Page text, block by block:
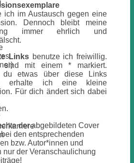
ich im Austausch gegen eine
Dennoch bleibt meine
immer ehrlich und
Linksbenutze ich freiwillig.
sind mit einem * markiert.
du etwas über diese Links
erhalte ich eine kleine
Für dich ändert sich dabei
der abgebildeten Cover
den entsprechenden
bzw. Autor*innen und
nur der Veranschaulichung